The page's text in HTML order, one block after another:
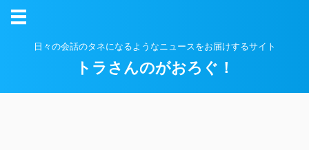
日々の会話のタネになるようなニュースをお届けするサイト
トラさんのがおろぐ！